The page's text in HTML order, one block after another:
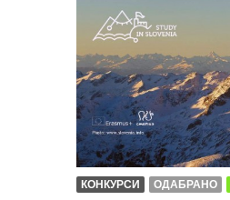
КОНКУРСИ ОДАБРАНО